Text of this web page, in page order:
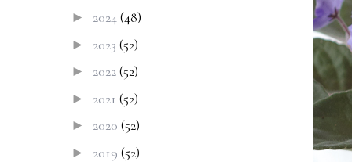
► 2024(48)
► 2023 (52)
► 2022(52)
► 2021 (52)
► 2020 (52)
► 2019 (52)